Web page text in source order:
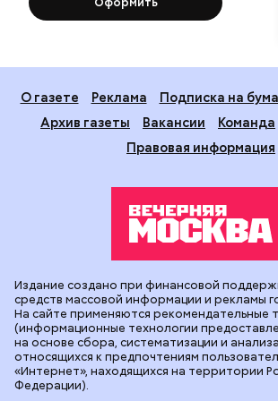
О газете Реклама
Подписка на
Архив газеты
Вакансии Команда
Правовая информация
Издание создано при финансовой
средств массовой информации и рекламы
На сайте применяются рекомендательные
(информационные технологии
на основе сбора, систематизации и
относящихся к предпочтениям
«Интернет», находящихся на территории
Федерации).